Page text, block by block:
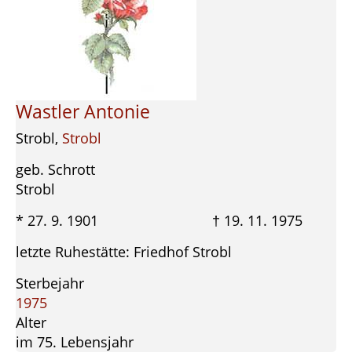
Wastler Antonie
Strobl, Strobl
geb. Schrott
Strobl
* 27. 9. 1901 † 19. 11. 1975
letzte Ruhestätte: Friedhof Strobl
Sterbejahr
1975
Alter
im 75. Lebensjahr